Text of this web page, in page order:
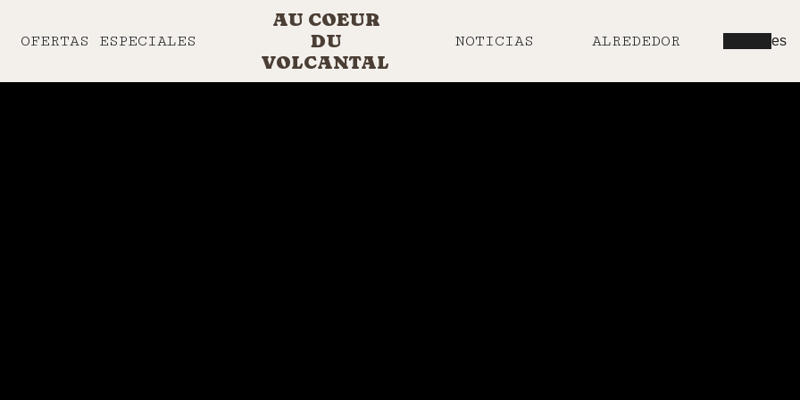
OFERTAS ESPECIALES
AU COEUR
DU
VOLCANTAL
NOTICIAS ALREDEDOR es